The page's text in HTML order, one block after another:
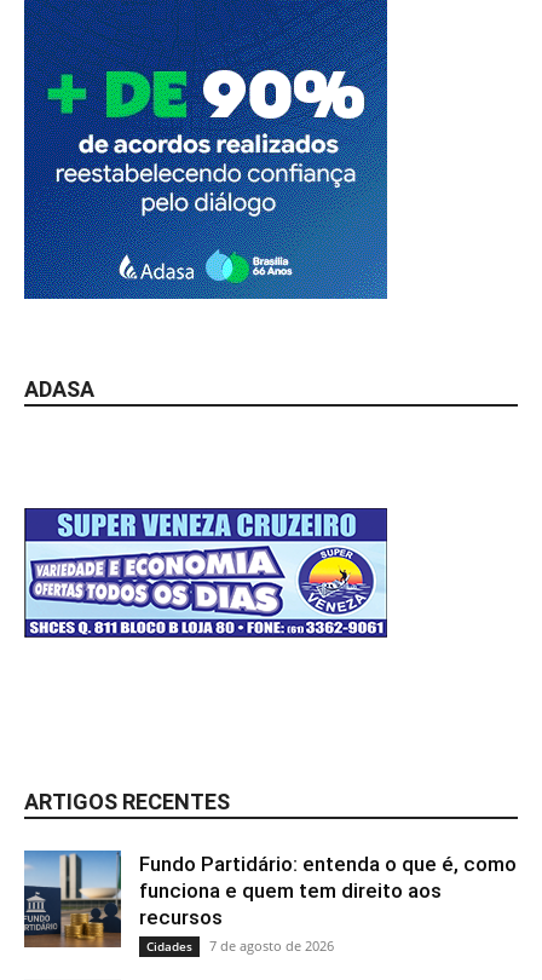
ADASA
ARTIGOS RECENTES
Fundo Partidário: entenda o que é, como
funciona e quem tem direito aos
recursos
Cidades 7 de agosto de 2026